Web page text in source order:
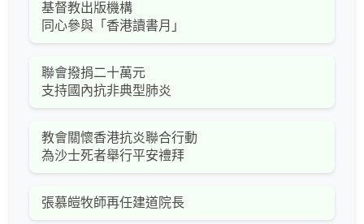
基督教出版機構
同心參與「香港讀書月」
聯會撥捐二十萬元
支持國內抗非典型肺炎
教會關懷香港抗炎聯合行動
為沙士死者舉行平安禮拜
張慕皚牧師再任建道院長